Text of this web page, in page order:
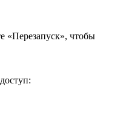
«Перезапуск», чтобы